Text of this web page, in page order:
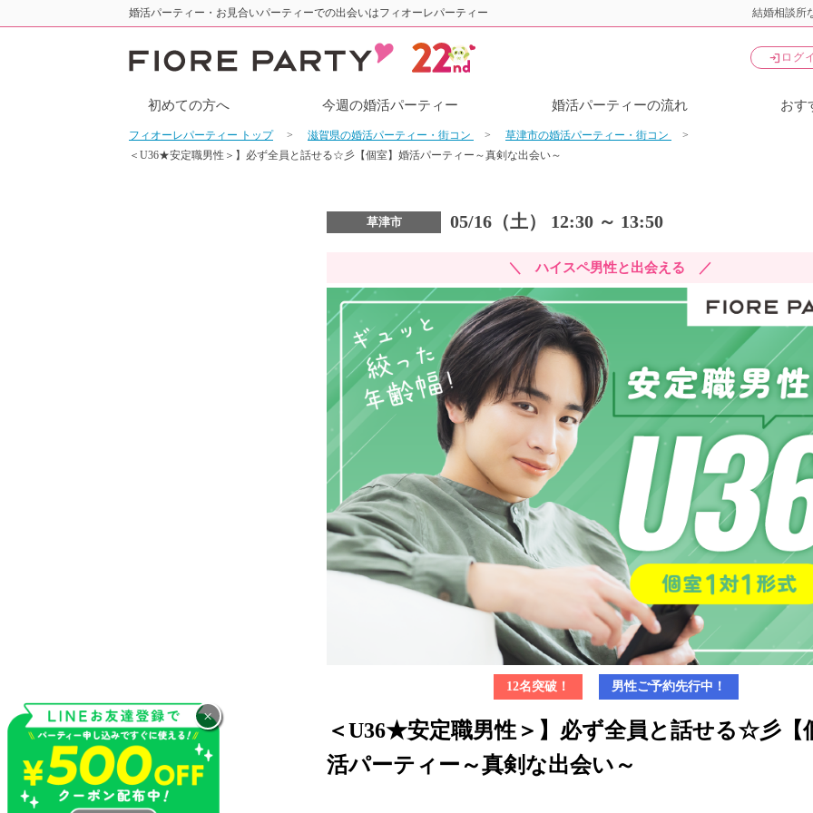
婚活パーティー・お見合いパーティーでの出会いはフィオーレパーティー 結婚相談所
login ログ
初めての方へ 今週の婚活パーティー 婚活パーティーの流れ おす
フィオーレパーティー トップ 滋賀県の婚活パーティー・街コン
草津市の婚活パーティー・街コン
＜U36★安定職男性＞】必ず全員と話せる☆彡【個室】婚活パーティー～真剣な出会い～
草津市 05/16（土） 12:30 ～ 13:50
＼ ハイスペ男性と出会える ／
12名突破！ 男性ご予約先行中！
＜U36★安定職男性＞】必ず全員と話せる☆彡【
活パーティー～真剣な出会い～
×